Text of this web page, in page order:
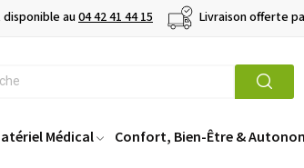
au04 42 41 44 15 Livraison offerte
Médical Confort, Bien-Être &